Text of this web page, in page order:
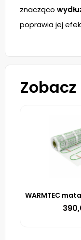
znacząco
poprawia jej